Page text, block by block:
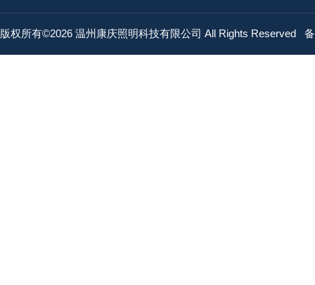
版权所有©2026 温州康庆照明科技有限公司 All Rights Reserved